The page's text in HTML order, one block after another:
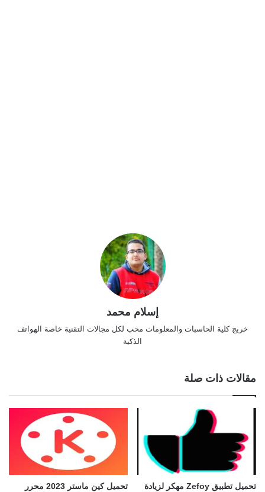
إسلام محمد
خريج كلية الحاسبات والمعلومات محب لكل مجالات التقنية خاصة الهواتف
الذكية
مقالات ذات صلة
تحميل تطبيق Zefoy مهكر لزيادة
تحميل كين ماستر 2023 محرر